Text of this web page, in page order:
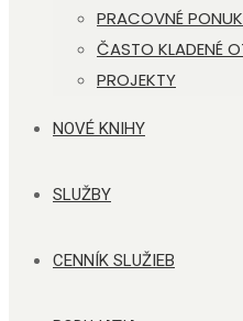
PRACOVNÉ
ČASTO KLADENÉ
PROJEKTY
NOVÉ KNIHY
SLUŽBY
CENNÍK SLUŽIEB